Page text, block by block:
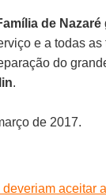
de Nazaré
e a todas as
do
.
de 2017.
aceitar